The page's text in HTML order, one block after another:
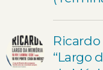
Ricardo
“Largo